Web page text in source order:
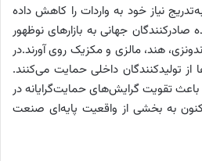
نیاز خود به واردات را کاهش داده
جهانی به بازارهای نوظهور
هند، مالزی و مکزیک روی آورند.در
تولیدکنندگان داخلی حمایت می‌کنند.
تقویت گرایش‌های حمایت‌گرایانه در
به بخشی از واقعیت پایه‌ای صنعت